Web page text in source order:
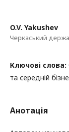
O.V. Yakushev
Черкаський
Ключові слова:
та середній
Анотація